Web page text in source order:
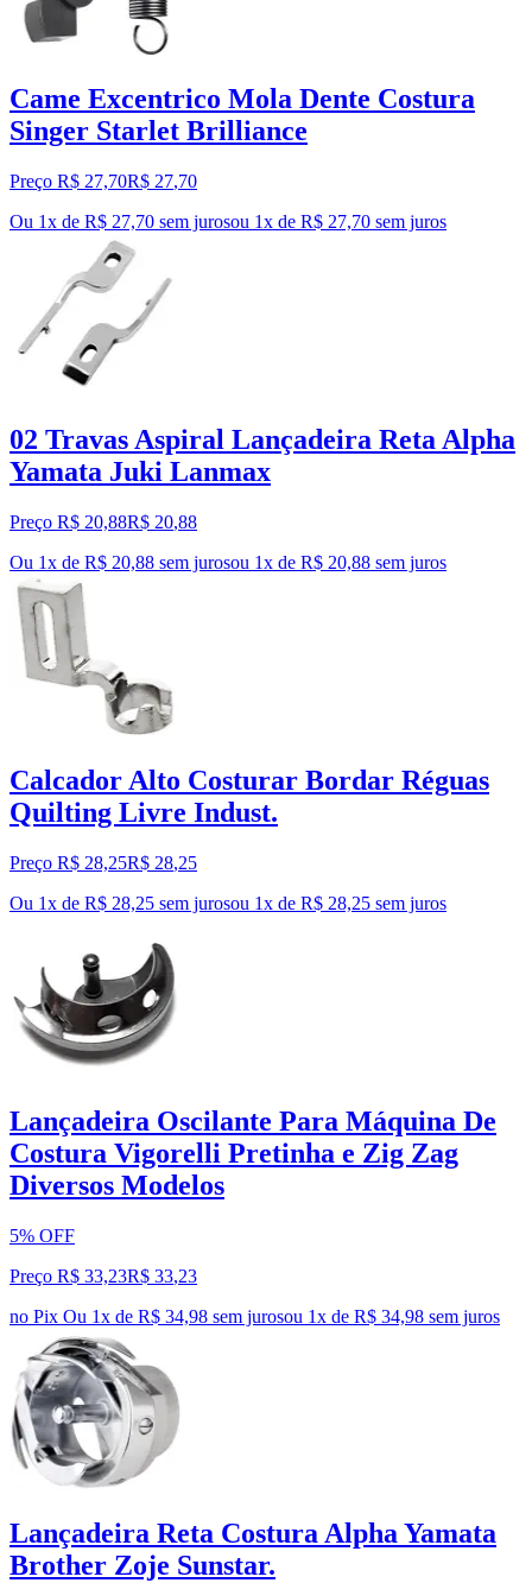
Came Excentrico Mola Dente Costura
Singer Starlet Brilliance
Preço R$ 27,70R$ 27,70
Ou 1x de R$ 27,70 sem jurosou 1x de R$ 27,70 sem juros
02 Travas Aspiral Lançadeira Reta Alpha
Yamata Juki Lanmax
Preço R$ 20,88R$ 20,88
Ou 1x de R$ 20,88 sem jurosou 1x de R$ 20,88 sem juros
Calcador Alto Costurar Bordar Réguas
Quilting Livre Indust.
Preço R$ 28,25R$ 28,25
Ou 1x de R$ 28,25 sem jurosou 1x de R$ 28,25 sem juros
Lançadeira Oscilante Para Máquina De
Costura Vigorelli Pretinha e Zig Zag
Diversos Modelos
5% OFF
Preço R$ 33,23R$ 33,23
no Pix Ou 1x de R$ 34,98 sem jurosou 1x de R$ 34,98 sem juros
Lançadeira Reta Costura Alpha Yamata
Brother Zoje Sunstar.